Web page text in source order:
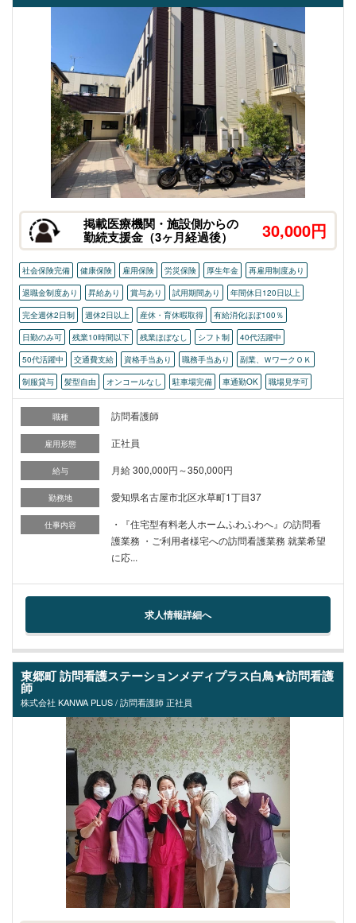
掲載医療機関・施設側からの
勤続支援金（3ヶ月経過後） 30,000円
社会保険完備 健康保険 雇用保険 労災保険 厚生年金
再雇用制度あり
退職金制度あり
昇給あり 賞与あり 試用期間あり
年間休日120日以上
完全週休2日制
週休2日以上 産休・育休暇取得
有給消化ほぼ100％
日勤のみ可
残業10時間以下 残業ほぼなし シフト制
40代活躍中
50代活躍中
交通費支給 資格手当あり 職務手当あり
副業、ＷワークＯＫ
制服貸与
髪型自由 オンコールなし 駐車場完備 車通勤OK 職場見学可
職種 訪問看護師
雇用形態 正社員
給与 月給 300,000円～350,000円
勤務地 愛知県名古屋市北区水草町1丁目37
仕事内容
・『住宅型有料老人ホームふわふわへ』の訪問看
護業務 ・ご利用者様宅への訪問看護業務 就業希望
に応...
求人情報詳細へ
東郷町 訪問看護ステーションメディプラス白鳥★訪問看護
師
株式会社 KANWA PLUS / 訪問看護師 正社員